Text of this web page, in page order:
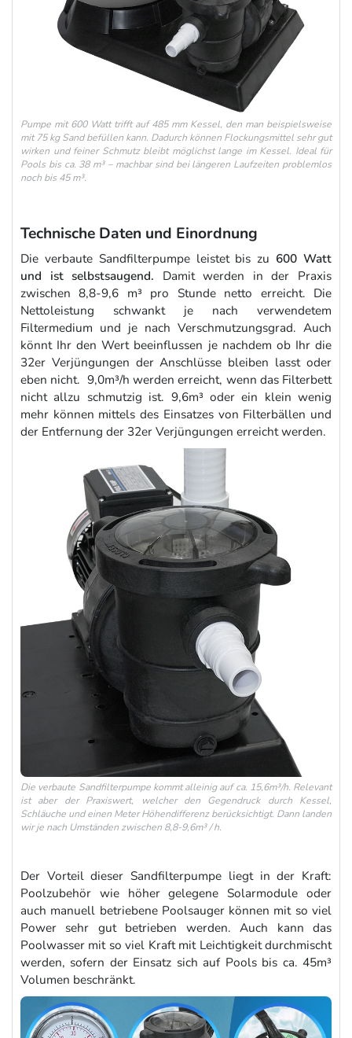
Pumpe mit 600 Watt trifft auf 485 mm Kessel, den man beispielsweise
mit 75 kg Sand befüllen kann. Dadurch können Flockungsmittel sehr gut
wirken und feiner Schmutz bleibt möglichst lange im Kessel. Ideal für
Pools bis ca. 38 m³ – machbar sind bei längeren Laufzeiten problemlos
noch bis 45 m³.
Technische Daten und Einordnung
Die verbaute Sandfilterpumpe leistet bis zu 600 Watt
und ist selbstsaugend. Damit werden in der Praxis
zwischen 8,8-9,6 m³ pro Stunde netto erreicht. Die
Nettoleistung schwankt je nach verwendetem
Filtermedium und je nach Verschmutzungsgrad. Auch
könnt Ihr den Wert beeinflussen je nachdem ob Ihr die
32er Verjüngungen der Anschlüsse bleiben lasst oder
eben nicht. 9,0m³/h werden erreicht, wenn das Filterbett
nicht allzu schmutzig ist. 9,6m³ oder ein klein wenig
mehr können mittels des Einsatzes von Filterbällen und
der Entfernung der 32er Verjüngungen erreicht werden.
Die verbaute Sandfilterpumpe kommt alleinig auf ca. 15,6m³/h. Relevant
ist aber der Praxiswert, welcher den Gegendruck durch Kessel,
Schläuche und einen Meter Höhendifferenz berücksichtigt. Dann landen
wir je nach Umständen zwischen 8,8-9,6m³ / h.
Der Vorteil dieser Sandfilterpumpe liegt in der Kraft:
Poolzubehör wie höher gelegene Solarmodule oder
auch manuell betriebene Poolsauger können mit so viel
Power sehr gut betrieben werden. Auch kann das
Poolwasser mit so viel Kraft mit Leichtigkeit durchmischt
werden, sofern der Einsatz sich auf Pools bis ca. 45m³
Volumen beschränkt.